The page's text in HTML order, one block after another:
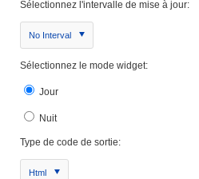
Sélectionnez l'intervalle de mise à jour:
No Interval
Sélectionnez le mode widget:
Jour
Nuit
Type de code de sortie:
Html